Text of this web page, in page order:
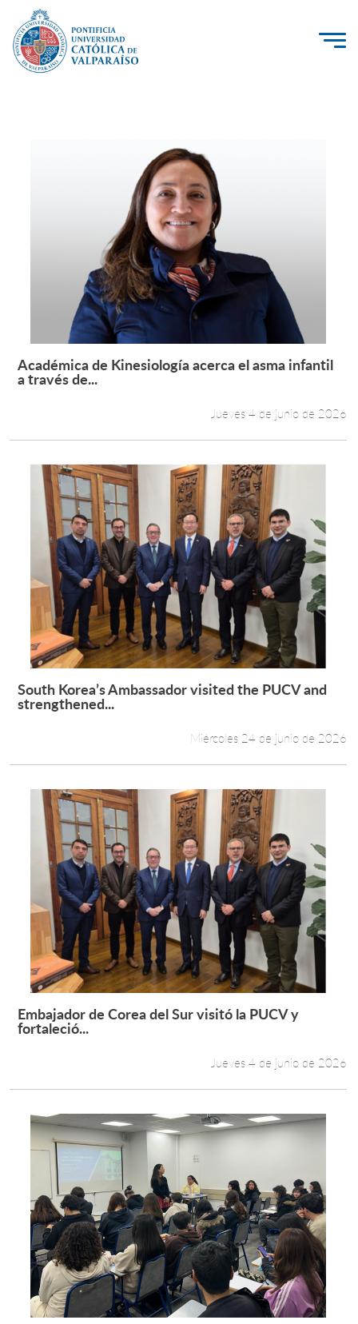
Vinculación con el Medio
Formación Continua
Funcionarios
Alumni
English
Leer más +
Académica de Kinesiología acerca el asma infantil
a través de...
Jueves 4 de junio de 2026
Leer más +
South Korea’s Ambassador visited the PUCV and
strengthened...
Miércoles 24 de junio de 2026
Leer más +
Embajador de Corea del Sur visitó la PUCV y
fortaleció...
Jueves 4 de junio de 2026